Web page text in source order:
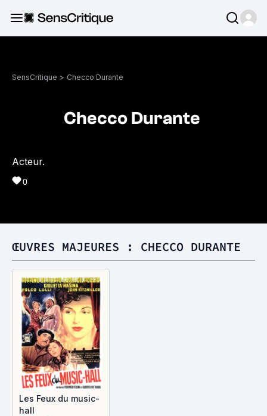
SensCritique > Checco Durante
Checco Durante
Acteur.
0
ŒUVRES MAJEURES : CHECCO DURANTE
Les Feux du music-
hall